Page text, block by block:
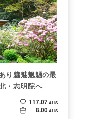
り魑魅魍魎の最
・志明院へ
117.07 ALIS
8.00 ALIS